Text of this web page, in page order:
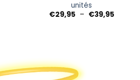
unités
€29,95 – €39,95Plage